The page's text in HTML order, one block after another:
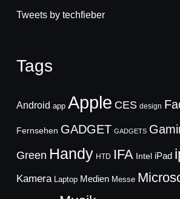
Tweets by techfieber
Tags
Android app Apple CES design
Fernsehen GADGET GADGETS
Green Handy HTD IFA Intel iPad
Kamera Laptop Medien Messe